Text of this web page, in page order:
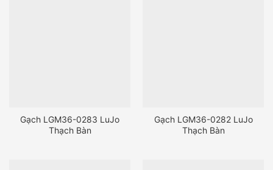
Gạch LGM36-0283 LuJo
Thạch Bàn
Gạch LGM36-0282 LuJo
Thạch Bàn